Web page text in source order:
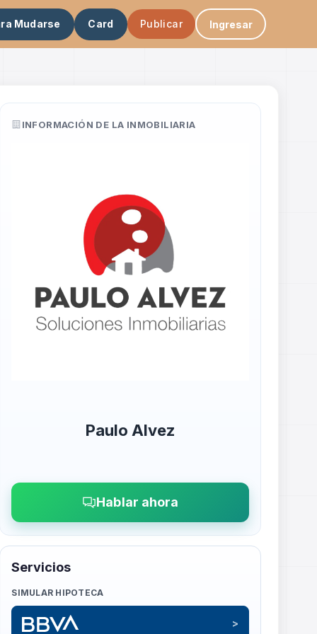
Mudarse Card Publicar Ingresar
INFORMACIÓN DE LA INMOBILIARIA
Paulo Alvez
Hablar ahora
Servicios
SIMULAR HIPOTECA